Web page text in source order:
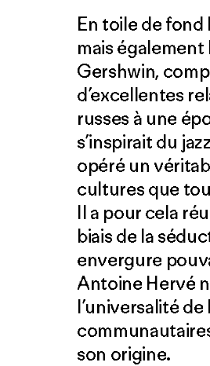
En toile de fond
mais
Gershwin,
d’excellentes
russes à une
s’inspirait du
opéré un
cultures que
Il a pour cela
biais de la
envergure
Antoine Hervé
l’universalité
son origine.